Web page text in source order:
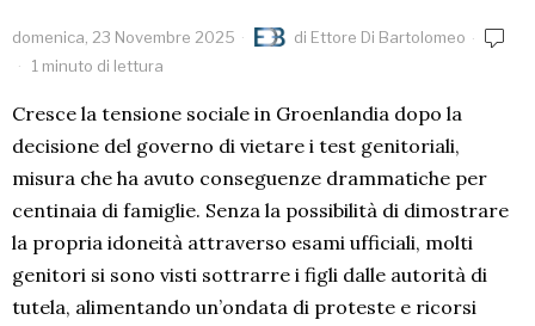
domenica, 23 Novembre 2025 di Ettore Di Bartolomeo
1 minuto di lettura
Cresce la tensione sociale in Groenlandia dopo la
decisione del governo di vietare i test genitoriali,
misura che ha avuto conseguenze drammatiche per
centinaia di famiglie. Senza la possibilità di dimostrare
la propria idoneità attraverso esami ufficiali, molti
genitori si sono visti sottrarre i figli dalle autorità di
tutela, alimentando un’ondata di proteste e ricorsi